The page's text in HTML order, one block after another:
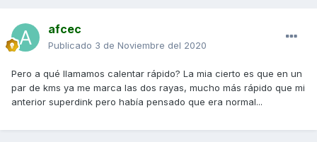
afcec
Publicado 3 de Noviembre del 2020
Pero a qué llamamos calentar rápido? La mia cierto es que en un
par de kms ya me marca las dos rayas, mucho más rápido que mi
anterior superdink pero había pensado que era normal...